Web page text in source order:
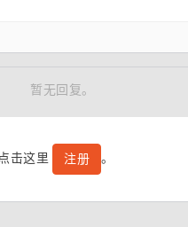
暂无回复。
击这里 注册 。